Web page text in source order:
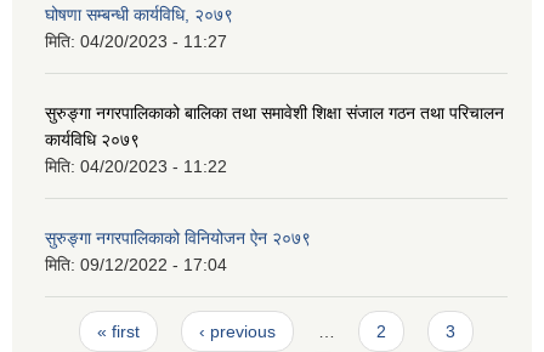
घोषणा सम्बन्धी कार्यविधि, २०७९
मिति: 04/20/2023 - 11:27
सुरुङ्गा नगरपालिकाको बालिका तथा समावेशी शिक्षा संजाल गठन तथा परिचालन
कार्यविधि २०७९
मिति: 04/20/2023 - 11:22
सुरुङ्गा नगरपालिकाको विनियोजन ऐन २०७९
मिति: 09/12/2022 - 17:04
Pages
« first ‹ previous 2 3